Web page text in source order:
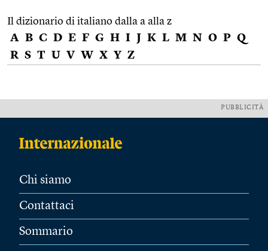
Il dizionario di italiano dalla a alla z
A B C D E F G H I J K L M N O P Q
R S T U V W X Y Z
PUBBLICITÀ
Chi siamo
Contattaci
Sommario